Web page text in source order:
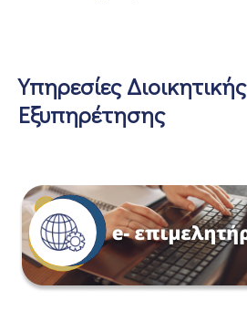
Υπηρεσίες Διοικητικής
Εξυπηρέτησης